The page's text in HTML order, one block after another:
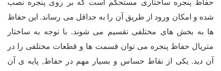
حفاظ پنجره ساختاری مستحکم است که بر روی پنجره نصب
شده و امکان ورود از طریق آن را به حداقل می رساند. این حفاظ
ها به بخش های مختلفی تقسیم می شوند. با توجه به ساختار
متریال حفاظ پنجره می توان قسمت ها و قطعات مختلفی را در
آن دید. یکی از نقاط حساس و بسیار مهم در حفاظ, پایه ی آن